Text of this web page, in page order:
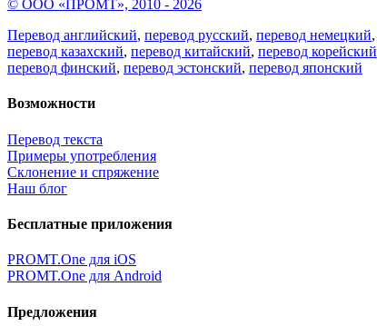
© ООО «ПРОМТ», 2010 - 2026
Перевод английский, перевод русский, перевод немецкий,
перевод казахский, перевод китайский, перевод корейский
перевод финский, перевод эстонский, перевод японский
Возможности
Перевод текста
Примеры употребления
Склонение и спряжение
Наш блог
Бесплатные приложения
PROMT.One для iOS
PROMT.One для Android
Предложения